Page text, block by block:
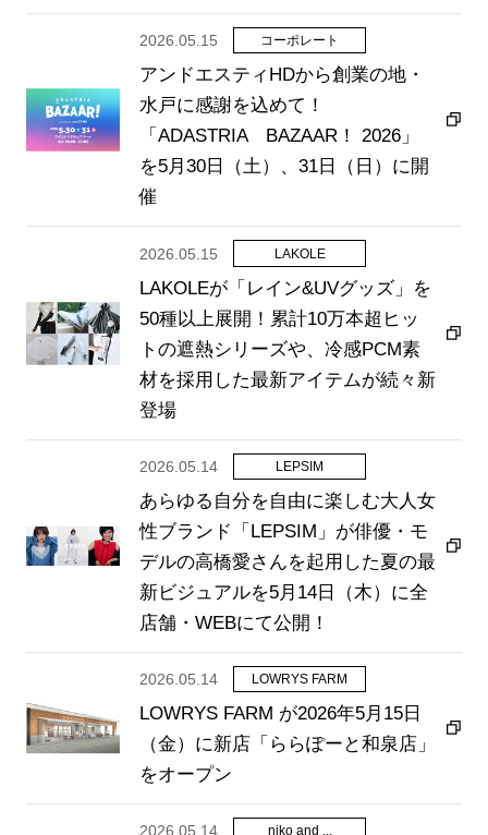
店舗検索
ニュース
企業情報
IR情報
サステナビリティ
アンドエスティHDから創業の地・
水戸に感謝を込めて！
「ADASTRIA BAZAAR！ 2026」
を5月30日（土）、31日（日）に開
催
2026.05.15 コーポレート
LAKOLEが「レイン&UVグッズ」を
50種以上展開！累計10万本超ヒッ
トの遮熱シリーズや、冷感PCM素
材を採用した最新アイテムが続々新
登場
2026.05.15 LAKOLE
あらゆる自分を自由に楽しむ大人女
性ブランド「LEPSIM」が俳優・モ
デルの高橋愛さんを起用した夏の最
新ビジュアルを5月14日（木）に全
店舗・WEBにて公開！
2026.05.14 LEPSIM
LOWRYS FARM が2026年5月15日
（金）に新店「ららぽーと和泉店」
をオープン
2026.05.14 LOWRYS FARM
2026.05.14 niko and ...